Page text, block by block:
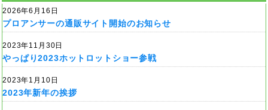
2026年6月16日
プロアンサーの通販サイト開始のお知らせ
2023年11月30日
やっぱり2023ホットロットショー参戦
2023年1月10日
2023年新年の挨拶